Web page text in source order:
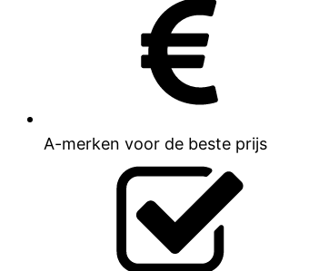
A-merken voor de beste prijs